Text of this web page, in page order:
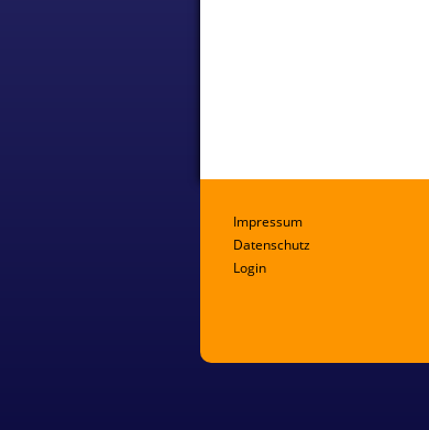
Impressum
Datenschutz
Login